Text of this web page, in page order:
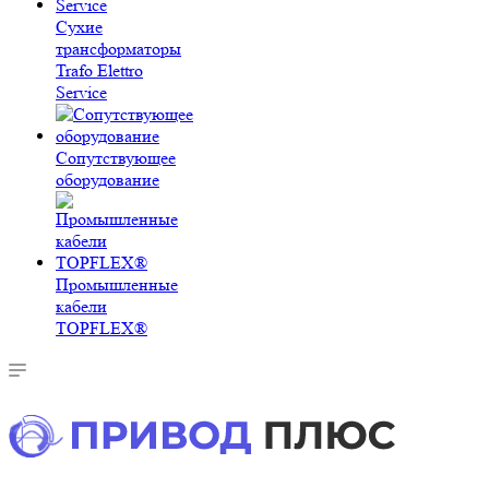
Сухие
трансформаторы
Trafo Elettro
Service
Сопутствующее
оборудование
Промышленные
кабели
TOPFLEX®